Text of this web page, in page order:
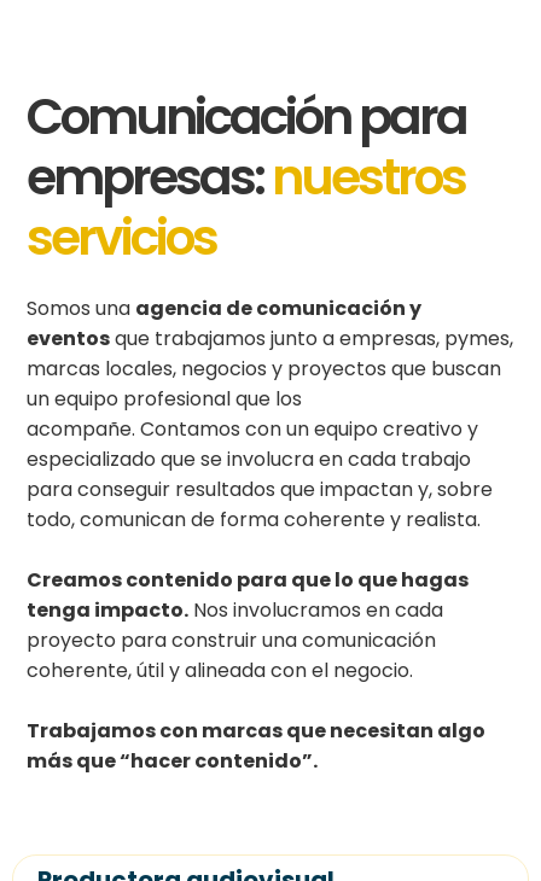
Comunicación para
empresas:nuestros
servicios
Somos una agencia de comunicación y
eventosque trabajamos junto a empresas, pymes,
marcas locales, negocios y proyectos que buscan
un equipo profesional que los
acompañe. Contamos con un equipo creativo y
especializado que se involucra en cada trabajo
para conseguir resultados que impactan y, sobre
todo, comunican de forma coherente y realista.
Creamos contenido para que lo que hagas
tenga impacto. Nos involucramos en cada
proyecto para construir una comunicación
coherente, útil y alineada con el negocio.
Trabajamos con marcas que necesitan algo
más que “hacer contenido”.